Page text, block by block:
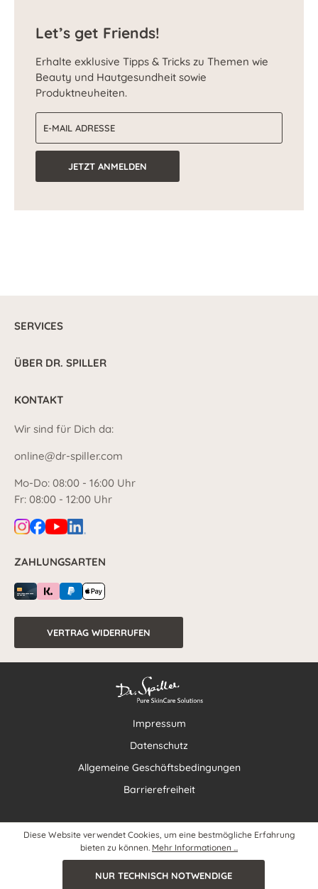
Let’s get Friends!
Erhalte exklusive Tipps & Tricks zu Themen wie
Beauty und Hautgesundheit sowie
Produktneuheiten.
JETZT ANMELDEN
SERVICES
ÜBER DR. SPILLER
KONTAKT
Wir sind für Dich da:
online@dr-spiller.com
Mo-Do: 08:00 - 16:00 Uhr
Fr: 08:00 - 12:00 Uhr
ZAHLUNGSARTEN
VERTRAG WIDERRUFEN
Impressum
Datenschutz
Allgemeine Geschäftsbedingungen
Barrierefreiheit
Diese Website verwendet Cookies, um eine bestmögliche Erfahrung
bieten zu können. Mehr Informationen ...
NUR TECHNISCH NOTWENDIGE